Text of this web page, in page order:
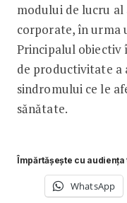
modului de lucru
corporate, în urma
Principalul obiectiv
de productivitate a
sindromului ce le
sănătate.
Împărtășește cu audiența
WhatsApp